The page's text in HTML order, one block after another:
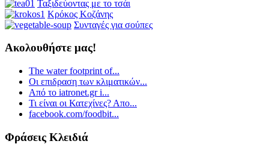
Ταξιδεύοντας με το τσάι
Κρόκος Κοζάνης
Συνταγές για σούπες
Ακολουθήστε μας!
The water footprint of...
Οι επιδραση των κλιματικών...
Από το iatronet.gr i...
Τι είναι οι Κατεχίνες? Απο...
facebook.com/foodbit...
Φράσεις Κλειδιά